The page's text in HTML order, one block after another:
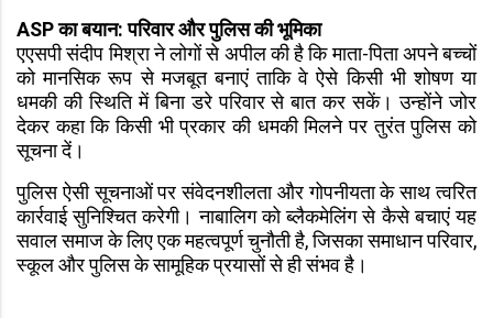
ASP का बयान: परिवार और पुलिस की भूमिका
एएसपी संदीप मिश्रा ने लोगों से अपील की है कि माता-पिता अपने बच्चों
को मानसिक रूप से मजबूत बनाएं ताकि वे ऐसे किसी भी शोषण या
धमकी की स्थिति में बिना डरे परिवार से बात कर सकें। उन्होंने जोर
देकर कहा कि किसी भी प्रकार की धमकी मिलने पर तुरंत पुलिस को
सूचना दें।
पुलिस ऐसी सूचनाओं पर संवेदनशीलता और गोपनीयता के साथ त्वरित
कार्रवाई सुनिश्चित करेगी। नाबालिग को ब्लैकमेलिंग से कैसे बचाएं यह
सवाल समाज के लिए एक महत्वपूर्ण चुनौती है, जिसका समाधान परिवार,
स्कूल और पुलिस के सामूहिक प्रयासों से ही संभव है।